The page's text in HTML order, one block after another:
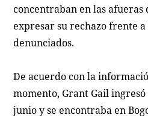
concentraban en las
expresar su rechazo frente a
denunciados.
De acuerdo con la
momento, Grant Gail ingresó
junio y se encontraba en